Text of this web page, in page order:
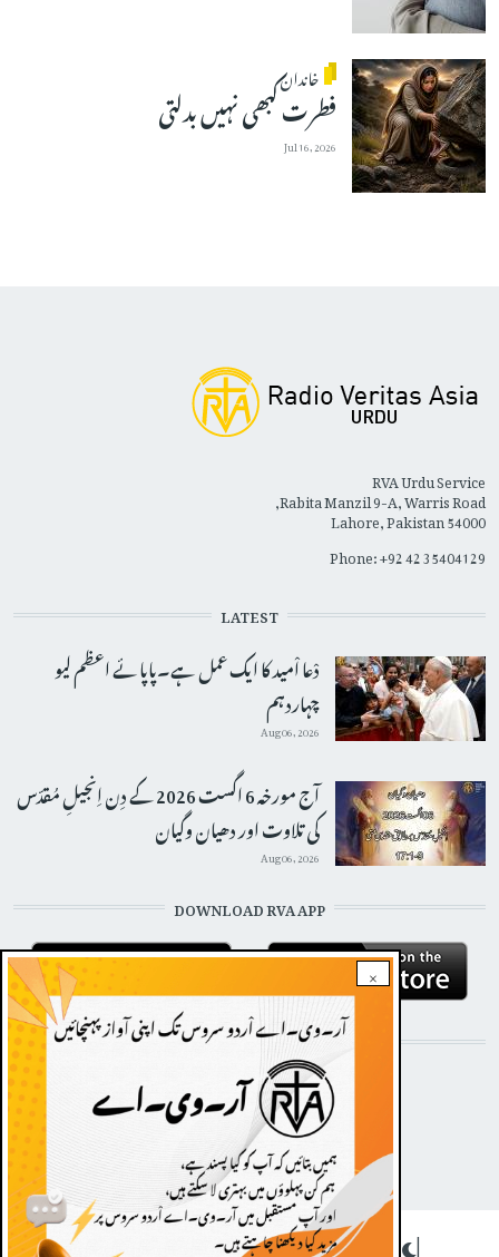
خاندان
فطرت کبھی نہیں بدلتی
Jul 16, 2026
×
RVA Urdu Service
Rabita Manzil 9-A, Warris Road,
Lahore, Pakistan 54000
Phone: +92 42 35404129
LATEST
دْعا اْمید کا ایک عمل ہے۔پاپائے اعظم لیو
چہاردہم
Aug 06, 2026
آج مورخہ 6 اگست 2026 کے دِن اِنجیلِ مُقدّس
کی تلاوت اور دھیان وگیان
Aug 06, 2026
DOWNLOAD RVA APP
STAY CONNECTED WITH US!
|
Dark theme